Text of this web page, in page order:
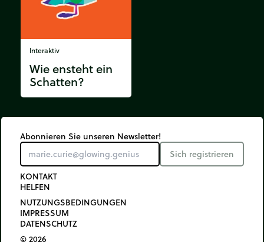
Interaktiv
Wie ensteht ein
Schatten?
Abonnieren Sie unseren Newsletter!
Sich registrieren
KONTAKT
HELFEN
NUTZUNGSBEDINGUNGEN
IMPRESSUM
DATENSCHUTZ
© 2026